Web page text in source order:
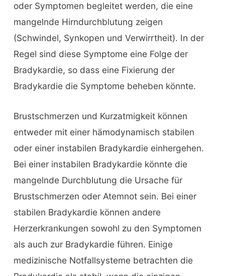
oder Symptomen begleitet werden, die eine
mangelnde Hirndurchblutung zeigen
(Schwindel, Synkopen und Verwirrtheit). In der
Regel sind diese Symptome eine Folge der
Bradykardie, so dass eine Fixierung der
Bradykardie die Symptome beheben könnte.
Brustschmerzen und Kurzatmigkeit können
entweder mit einer hämodynamisch stabilen
oder einer instabilen Bradykardie einhergehen.
Bei einer instabilen Bradykardie könnte die
mangelnde Durchblutung die Ursache für
Brustschmerzen oder Atemnot sein. Bei einer
stabilen Bradykardie können andere
Herzerkrankungen sowohl zu den Symptomen
als auch zur Bradykardie führen. Einige
medizinische Notfallsysteme betrachten die